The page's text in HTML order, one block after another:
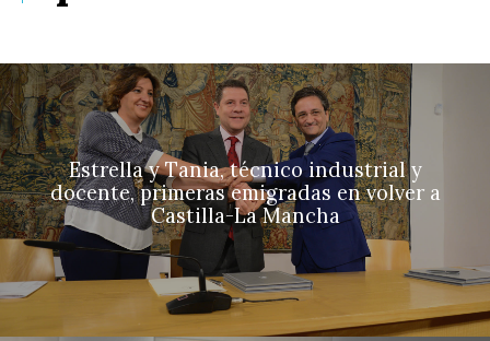
Estrella y Tania, técnico industrial y
docente, primeras emigradas en volver a
Castilla-La Mancha